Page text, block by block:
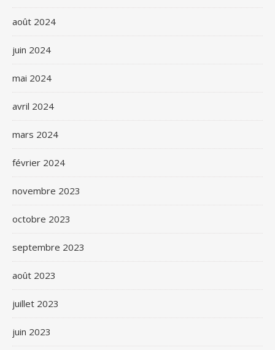
août 2024
juin 2024
mai 2024
avril 2024
mars 2024
février 2024
novembre 2023
octobre 2023
septembre 2023
août 2023
juillet 2023
juin 2023